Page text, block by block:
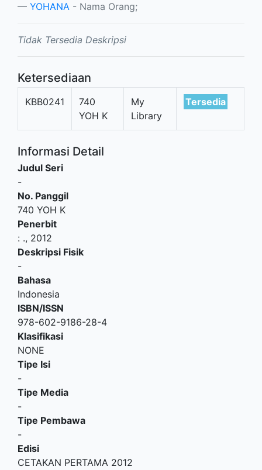
YOHANA - Nama Orang;
Tidak Tersedia Deskripsi
Ketersediaan
KBB0241
740
YOH K
My
Library
Tersedia
Informasi Detail
Judul Seri
-
No. Panggil
740 YOH K
Penerbit
: ., 2012
Deskripsi Fisik
-
Bahasa
Indonesia
ISBN/ISSN
978-602-9186-28-4
Klasifikasi
NONE
Tipe Isi
-
Tipe Media
-
Tipe Pembawa
-
Edisi
CETAKAN PERTAMA 2012